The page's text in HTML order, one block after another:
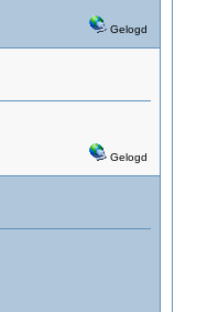
Gelogd
Gelogd